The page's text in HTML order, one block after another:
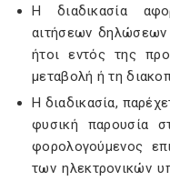
Η διαδικασία
αιτήσεων δηλώσεων
ήτοι εντός της
μεταβολή ή τη
Η διαδικασία,
φυσική παρουσία
φορολογούμενος
των ηλεκτρονικών